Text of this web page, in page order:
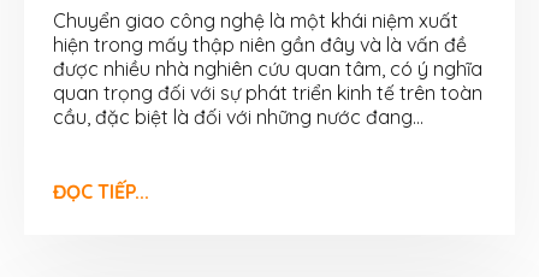
Chuyển giao công nghệ là một khái niệm xuất
hiện trong mấy thập niên gần đây và là vấn đề
được nhiều nhà nghiên cứu quan tâm, có ý nghĩa
quan trọng đối với sự phát triển kinh tế trên toàn
cầu, đặc biệt là đối với những nước đang...
ĐỌC TIẾP...